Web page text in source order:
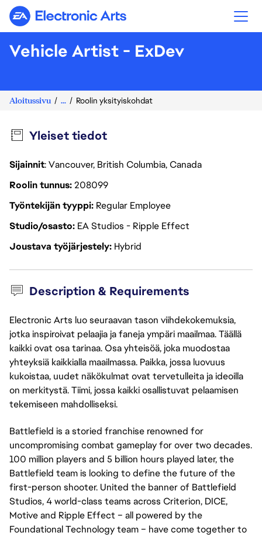
Electronic Arts
Vehicle Artist - ExDev
Aloitussivu ... Roolin yksityiskohdat
Yleiset tiedot
Sijainnit: Vancouver, British Columbia, Canada
Roolin tunnus208099
Työntekijän tyyppi Regular Employee
Studio/osasto EA Studios - Ripple Effect
Joustava työjärjestely Hybrid
Description & Requirements
Electronic Arts luo seuraavan tason viihdekokemuksia,
jotka inspiroivat pelaajia ja faneja ympäri maailmaa. Täällä
kaikki ovat osa tarinaa. Osa yhteisöä, joka muodostaa
yhteyksiä kaikkialla maailmassa. Paikka, jossa luovuus
kukoistaa, uudet näkökulmat ovat tervetulleita ja ideoilla
on merkitystä. Tiimi, jossa kaikki osallistuvat pelaamisen
tekemiseen mahdolliseksi.
Battlefield is a storied franchise renowned for
uncompromising combat gameplay for over two decades.
100 million players and 5 billion hours played later, the
Battlefield team is looking to define the future of the
first-person shooter. United the banner of Battlefield
Studios, 4 world-class teams across Criterion, DICE,
Motive and Ripple Effect – all powered by the
Foundational Technology team – have come together to